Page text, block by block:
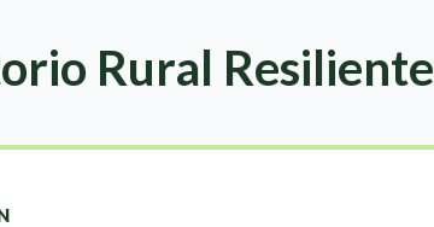
Rural Resiliente